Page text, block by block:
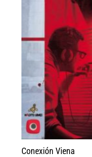
Conexión Viena